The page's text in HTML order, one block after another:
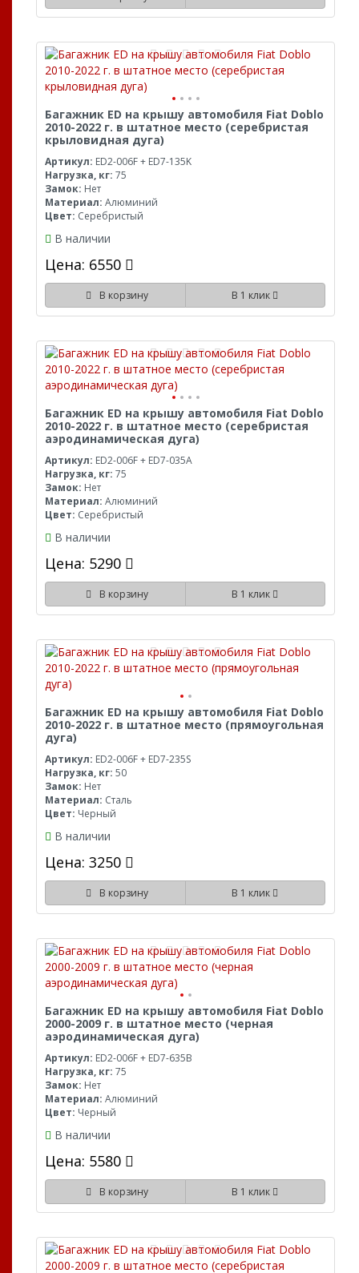
Багажник ED на крышу автомобиля Fiat Doblo
2010-2022 г. в штатное место (серебристая
крыловидная дуга)
Артикул: ED2-006F + ED7-135K
Нагрузка, кг: 75
Замок: Нет
Материал: Алюминий
Цвет: Серебристый
В наличии
Цена: 6550
В корзину В 1 клик
Багажник ED на крышу автомобиля Fiat Doblo
2010-2022 г. в штатное место (серебристая
аэродинамическая дуга)
Артикул: ED2-006F + ED7-035A
Нагрузка, кг: 75
Замок: Нет
Материал: Алюминий
Цвет: Серебристый
В наличии
Цена: 5290
В корзину В 1 клик
Багажник ED на крышу автомобиля Fiat Doblo
2010-2022 г. в штатное место (прямоугольная
дуга)
Артикул: ED2-006F + ED7-235S
Нагрузка, кг: 50
Замок: Нет
Материал: Сталь
Цвет: Черный
В наличии
Цена: 3250
В корзину В 1 клик
Багажник ED на крышу автомобиля Fiat Doblo
2000-2009 г. в штатное место (черная
аэродинамическая дуга)
Артикул: ED2-006F + ED7-635B
Нагрузка, кг: 75
Замок: Нет
Материал: Алюминий
Цвет: Черный
В наличии
Цена: 5580
В корзину В 1 клик